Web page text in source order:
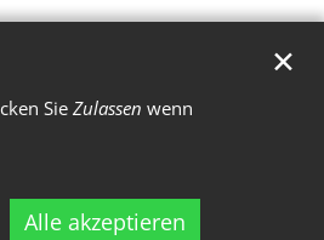
Sie Zulassen wenn
Alle akzeptieren
✕